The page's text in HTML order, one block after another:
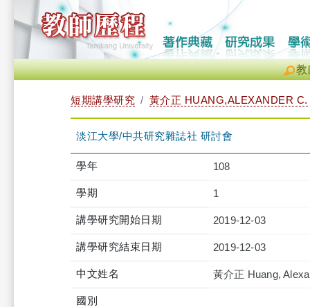
教
短期講學研究 黃介正 HUANG,ALEXANDER C.
淡江大學/中共研究雜誌社 研討會
學年 108
學期 1
講學研究開始日期 2019-12-03
講學研究結束日期 2019-12-03
中文姓名 黃介正 Huang,
國別